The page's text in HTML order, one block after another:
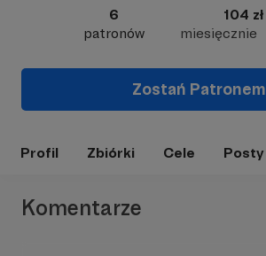
6
patronów
104 zł
miesięcznie
Zostań Patronem
Profil Zbiórki Cele Posty
Komentarze